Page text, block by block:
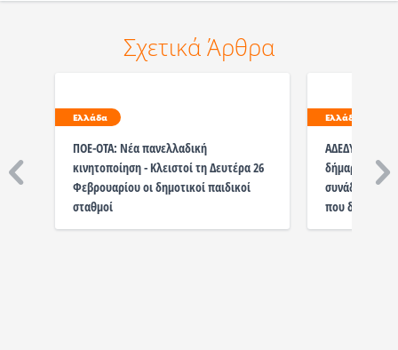
Σχετικά Άρθρα
Ελλάδα
ΠΟΕ-ΟΤΑ: Νέα πανελλαδική
κινητοποίηση - Κλειστοί τη Δευτέρα 26
Φεβρουαρίου οι δημοτικοί παιδικοί
σταθμοί
Ελλάδα
ΑΔΕΔΥ:
δήμαρχο
συνάδελφο
που